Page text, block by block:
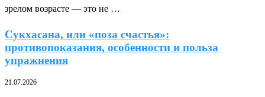
зрелом возрасте — это не …
Сукхасана, или «поза счастья»:
противопоказания, особенности и польза
упражнения
21.07.2026